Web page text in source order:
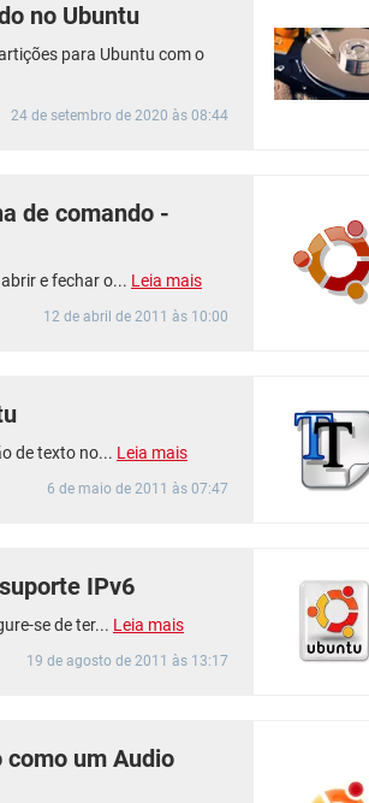
no Ubuntu
para Ubuntu com o
24 de setembro de 2020 às 08:44
de comando -
e fechar o... Leia mais
12 de abril de 2011 às 10:00
de texto no... Leia mais
6 de maio de 2011 às 07:47
IPv6
se de ter... Leia mais
19 de agosto de 2011 às 13:17
um Audio